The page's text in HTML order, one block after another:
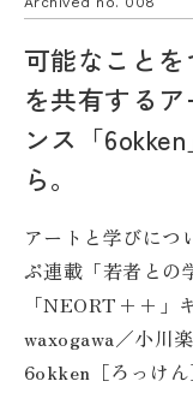
可能なこと
を共有する
ンス「
ら。
アートと学びにつ
ぶ連載「若者との
「NEORT++」
waxogawa／小川
6okken［ろっけ